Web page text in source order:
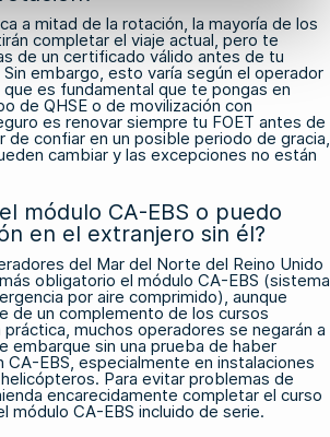
a mitad de la rotación, la mayoría de los
completar el viaje actual, pero te
de un certificado válido antes de tu
embargo, esto varía según el operador
es fundamental que te pongas en
de QHSE o de movilización con
es renovar siempre tu FOET antes de
de confiar en un posible periodo de gracia,
cambiar y las excepciones no están
módulo CA-EBS o puedo
en el extranjero sin él?
del Mar del Norte del Reino Unido
obligatorio el módulo CA-EBS (sistema
por aire comprimido), aunque
de un complemento de los cursos
práctica, muchos operadores se negarán a
embarque sin una prueba de haber
EBS, especialmente en instalaciones
Para evitar problemas de
encarecidamente completar el curso
módulo CA-EBS incluido de serie.